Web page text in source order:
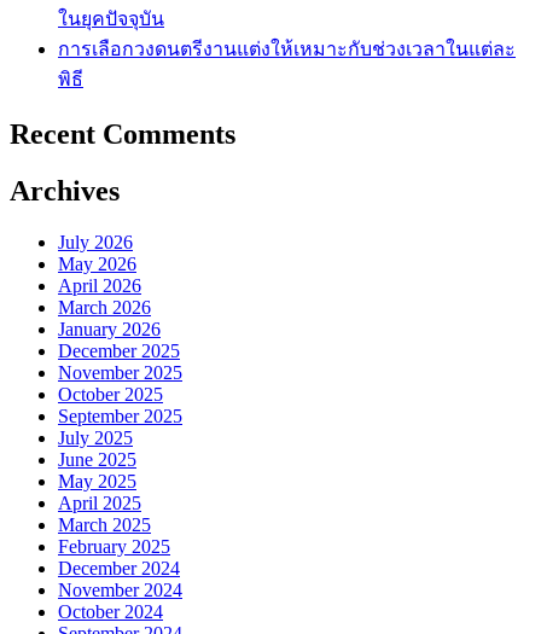
ในยุคปัจจุบัน
การเลือกวงดนตรีงานแต่งให้เหมาะกับช่วงเวลาในแต่ละ
พิธี
Recent Comments
Archives
July 2026
May 2026
April 2026
March 2026
January 2026
December 2025
November 2025
October 2025
September 2025
July 2025
June 2025
May 2025
April 2025
March 2025
February 2025
December 2024
November 2024
October 2024